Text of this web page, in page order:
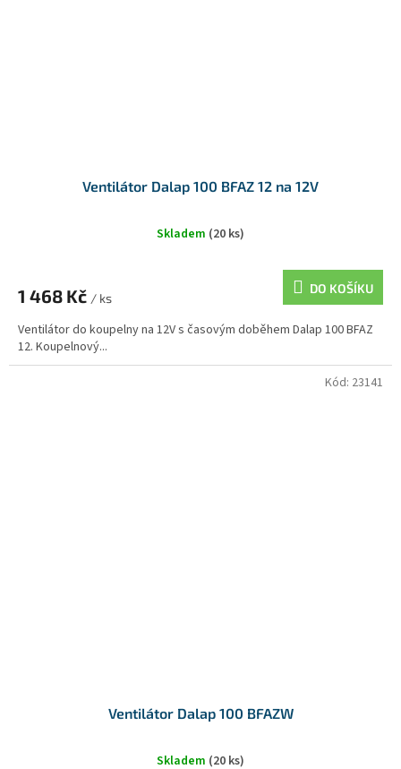
Ventilátor Dalap 100 BFAZ 12 na 12V
Skladem (20 ks)
1 468 Kč / ks
DO KOŠÍKU
Ventilátor do koupelny na 12V s časovým doběhem Dalap 100 BFAZ
12. Koupelnový...
Ventilátor Dalap 100 BFAZW
Skladem (20 ks)
Kód: 23141